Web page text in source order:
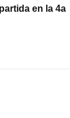
en la 4a